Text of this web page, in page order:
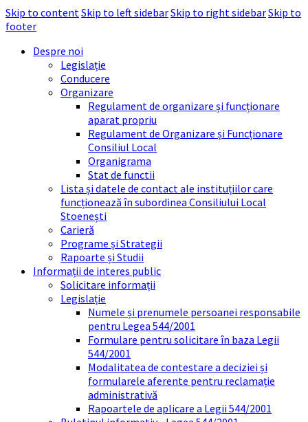
Skip to contentSkip to left sidebarSkip to right sidebarSkip to
footer
Despre noi
Legislație
Conducere
Organizare
Regulament de organizare și funcționare
aparat propriu
Regulament de Organizare și Funcționare
Consiliul Local
Organigrama
Stat de functii
Lista și datele de contact ale instituțiilor care
funcționează în subordinea Consiliului Local
Stoenești
Carieră
Programe și Strategii
Rapoarte și Studii
Informații de interes public
Solicitare informații
Legislație
Numele și prenumele persoanei responsabile
pentru Legea 544/2001
Formulare pentru solicitare în baza Legii
544/2001
Modalitatea de contestare a deciziei și
formularele aferente pentru reclamație
administrativă
Rapoartele de aplicare a Legii 544/2001